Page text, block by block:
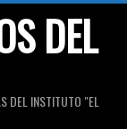
DEL
DEL INSTITUTO "EL